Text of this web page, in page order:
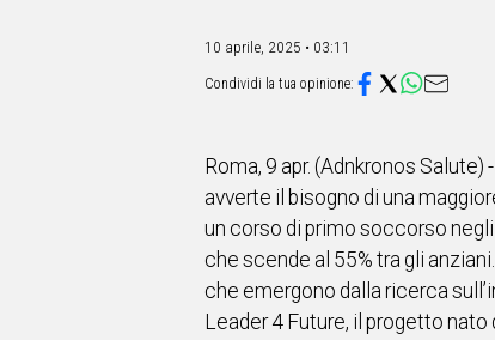
10 aprile, 2025 • 03:11
Roma, 9 apr. (Adnkronos
avverte il bisogno di una
un corso di primo soccorso
che scende al 55% tra gli
che emergono dalla ricerca
Leader 4 Future, il progetto